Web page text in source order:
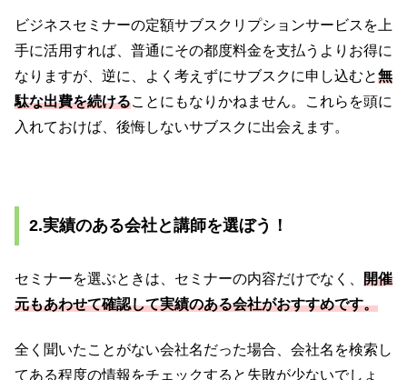
ビジネスセミナーの定額サブスクリプションサービスを上
手に活用すれば、普通にその都度料金を支払うよりお得に
なりますが、逆に、よく考えずにサブスクに申し込むと無
駄な出費を続けることにもなりかねません。これらを頭に
入れておけば、後悔しないサブスクに出会えます。
2.実績のある会社と講師を選ぼう！
セミナーを選ぶときは、セミナーの内容だけでなく、 開催
元もあわせて確認して実績のある会社がおすすめです。
全く聞いたことがない会社名だった場合、会社名を検索し
てある程度の情報をチェックすると失敗が少ないでしょ